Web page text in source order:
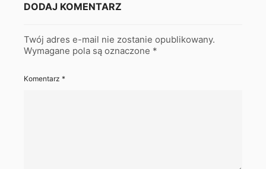
DODAJ KOMENTARZ
Twój adres e-mail nie zostanie opublikowany.
Wymagane pola są oznaczone *
Komentarz *